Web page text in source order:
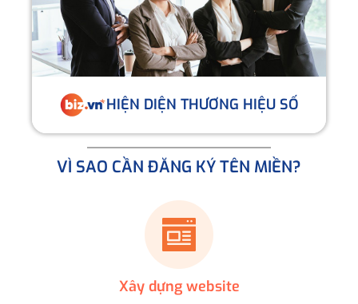
HIỆN DIỆN THƯƠNG HIỆU SỐ
VÌ SAO CẦN ĐĂNG KÝ TÊN MIỀN?
Xây dựng website